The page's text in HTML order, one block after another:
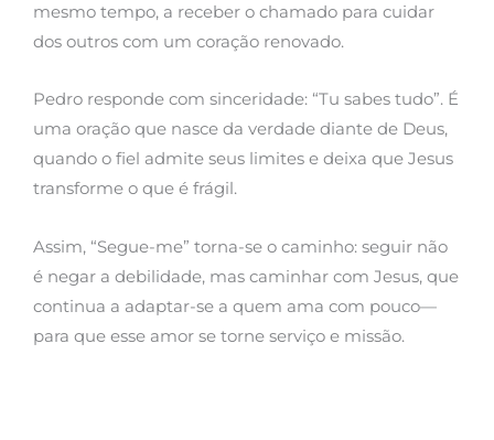
mesmo tempo, a receber o chamado para cuidar
dos outros com um coração renovado.
Pedro responde com sinceridade: “Tu sabes tudo”. É
uma oração que nasce da verdade diante de Deus,
quando o fiel admite seus limites e deixa que Jesus
transforme o que é frágil.
Assim, “Segue-me” torna-se o caminho: seguir não
é negar a debilidade, mas caminhar com Jesus, que
continua a adaptar-se a quem ama com pouco—
para que esse amor se torne serviço e missão.